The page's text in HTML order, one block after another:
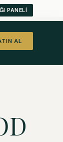
PANELI
AL